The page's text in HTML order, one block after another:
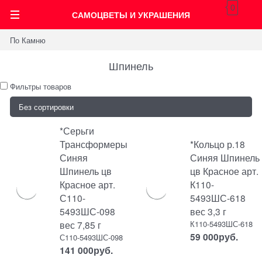
САМОЦВЕТЫ И УКРАШЕНИЯ
0
По Камню
Шпинель
Фильтры товаров
*Серьги
Трансформеры
Синяя
Шпинель цв
Красное арт.
С110-
5493ШС-098
вес 7,85 г
С110-5493ШС-098
141 000руб.
*Кольцо р.18
Синяя Шпинель
цв Красное арт.
К110-
5493ШС-618
вес 3,3 г
К110-5493ШС-618
59 000руб.